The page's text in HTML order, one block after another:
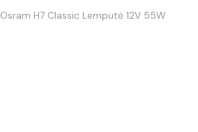
Osram H7 Classic Lemputė 12V 55W